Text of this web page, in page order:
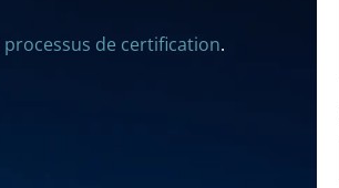
processus de certification.